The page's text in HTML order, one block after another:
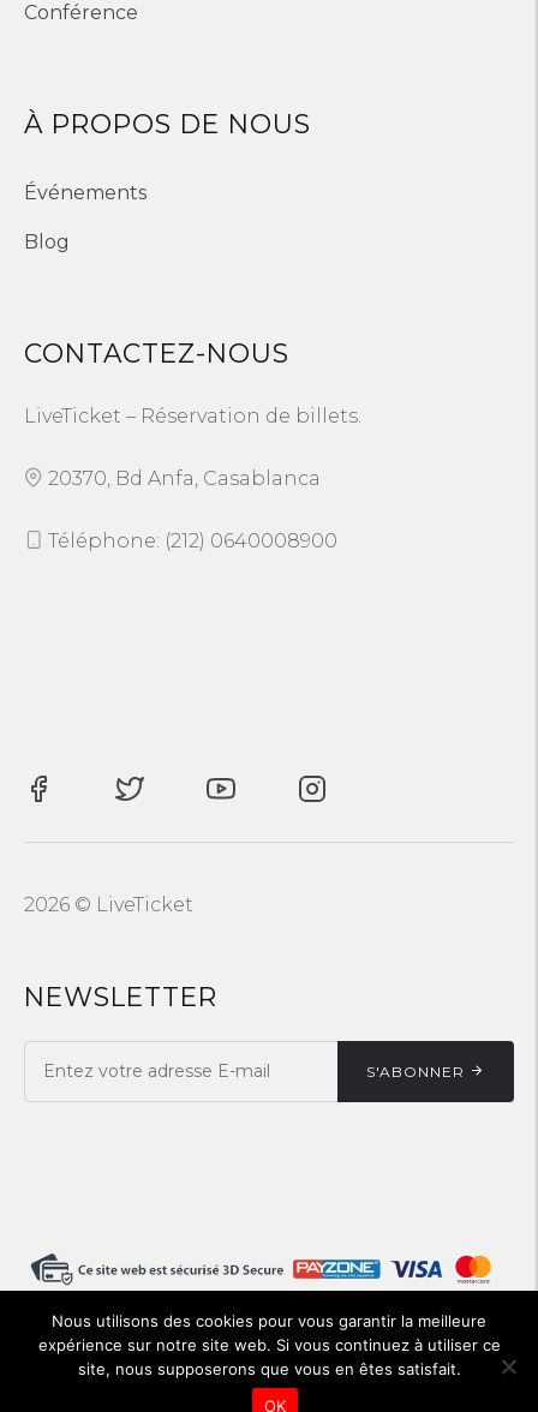
Conférence
À PROPOS DE NOUS
Événements
Blog
CONTACTEZ-NOUS
LiveTicket – Réservation de billets.
20370, Bd Anfa, Casablanca
Téléphone: (212) 0640008900
2026 © LiveTicket
NEWSLETTER
S'ABONNER
Nous utilisons des cookies pour vous garantir la meilleure
expérience sur notre site web. Si vous continuez à utiliser ce
site, nous supposerons que vous en êtes satisfait.
OK